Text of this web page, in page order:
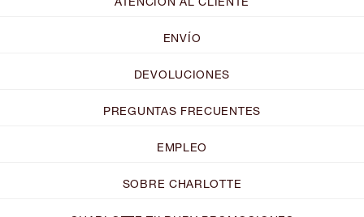
ENVÍO
DEVOLUCIONES
PREGUNTAS FRECUENTES
EMPLEO
SOBRE CHARLOTTE